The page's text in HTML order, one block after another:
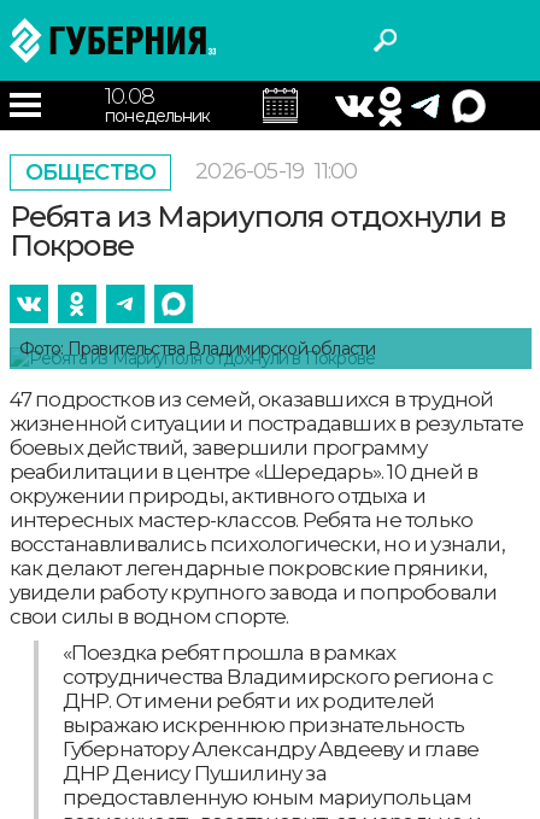
10.08
понедельник
ОБЩЕСТВО 2026-05-19 11:00
Ребята из Мариуполя отдохнули в
Покрове
Фото: Правительства Владимирской области
47 подростков из семей, оказавшихся в трудной
жизненной ситуации и пострадавших в результате
боевых действий, завершили программу
реабилитации в центре «Шередарь». 10 дней в
окружении природы, активного отдыха и
интересных мастер-классов. Ребята не только
восстанавливались психологически, но и узнали,
как делают легендарные покровские пряники,
увидели работу крупного завода и попробовали
свои силы в водном спорте.
«Поездка ребят прошла в рамках
сотрудничества Владимирского региона с
ДНР. От имени ребят и их родителей
выражаю искреннюю признательность
Губернатору Александру Авдееву и главе
ДНР Денису Пушилину за
предоставленную юным мариупольцам